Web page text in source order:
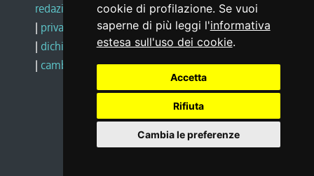
cookie di profilazione. Se vuoi
saperne di più leggi l'informativa
estesa sull'uso dei cookie.
Accetta
Rifiuta
Cambia le preferenze
redazione web |note legali |glossario
| privacy
social media policy
| dichiarazione di accessibilità |feedback
| cambio preferenze cookie
Realizzato da